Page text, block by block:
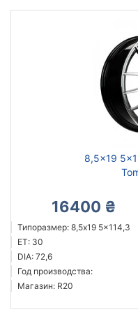
8,5x19
16400 ₴
Типоразмер: 8,5x19 5x114,3
ET: 30
DIA: 72,6
Год производства:
Магазин: R20
Mak
ZF
Flow Forming